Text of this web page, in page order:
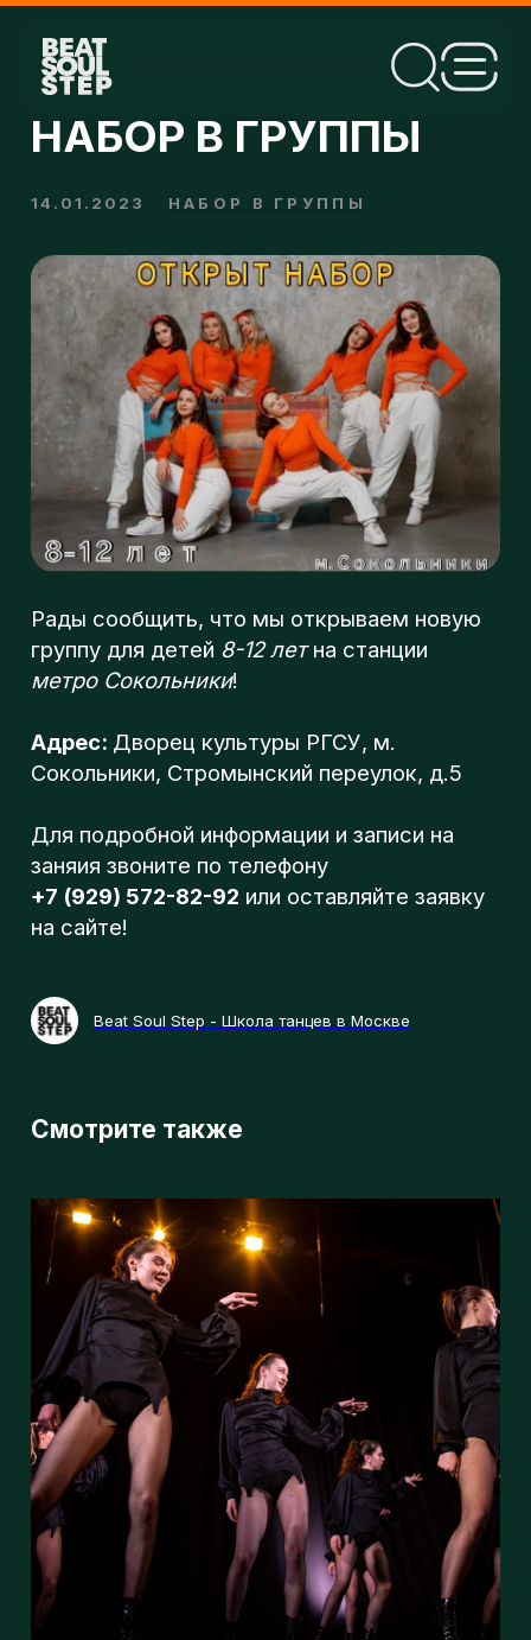
НАБОР В ГРУППЫ
14.01.2023 НАБОР В ГРУППЫ
Рады сообщить, что мы открываем новую
группу для детей8-12 летна станции
метро Сокольники!
Адрес:Дворец культуры РГСУ, м.
Для подробной информации и записи на
заняия звоните по телефону
+7 (929) 572-82-92или оставляйте заявку
Beat Soul Step - Школа танцев в Москве
Смотрите также
Большая часть зимы позади! Скоро настанет пора
весенних чемпионатов!🤩
Работа в танцевальных залах идет полным ходом. Мы
готовим новые номера, которыми будем покорять
большие сцены соревнований